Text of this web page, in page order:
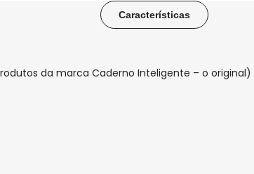
Características
da marca Caderno Inteligente – o original)